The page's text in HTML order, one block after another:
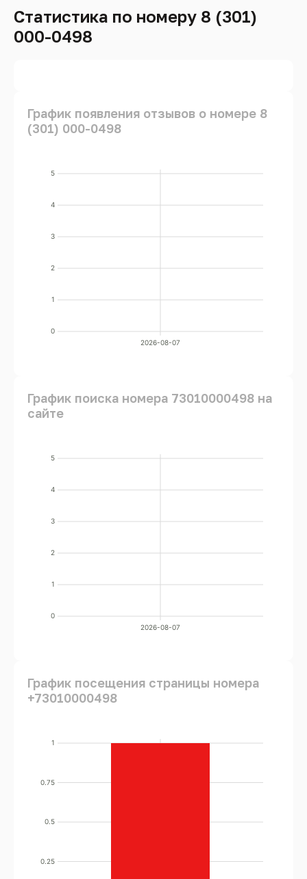
Статистика по номеру 8 (301)
000-0498
График появления отзывов о номере 8
(301) 000-0498
0
1
2
3
4
5
2026-08-07
График поиска номера 73010000498 на
сайте
0
1
2
3
4
5
2026-08-07
График посещения страницы номера
+73010000498
0.25
0.5
0.75
1